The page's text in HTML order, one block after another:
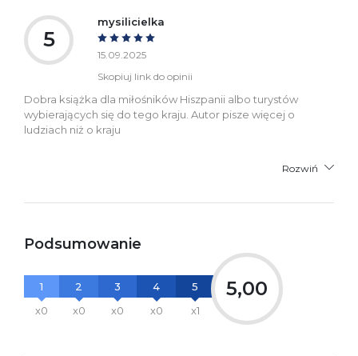
5
mysilicielka
15.09.2025
Skopiuj link do opinii
Dobra książka dla miłośników Hiszpanii albo turystów
wybierających się do tego kraju. Autor pisze więcej o
ludziach niż o kraju
Rozwiń
Podsumowanie
1
x0
2
x0
3
x0
4
x0
5
x1
5,00